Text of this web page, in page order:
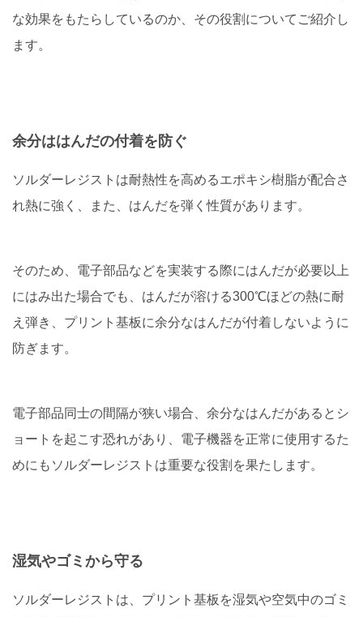
な効果をもたらしているのか、その役割についてご紹介し
ます。
余分ははんだの付着を防ぐ
ソルダーレジストは耐熱性を高めるエポキシ樹脂が配合さ
れ熱に強く、また、はんだを弾く性質があります。
そのため、電子部品などを実装する際にはんだが必要以上
にはみ出た場合でも、はんだが溶ける300℃ほどの熱に耐
え弾き、プリント基板に余分なはんだが付着しないように
防ぎます。
電子部品同士の間隔が狭い場合、余分なはんだがあるとシ
ョートを起こす恐れがあり、電子機器を正常に使用するた
めにもソルダーレジストは重要な役割を果たします。
湿気やゴミから守る
ソルダーレジストは、プリント基板を湿気や空気中のゴミ